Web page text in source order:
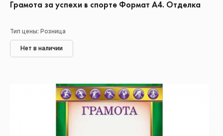
Грамота за успехи в спорте Формат А4. Отделка
Тип цены: Розница
Нет в наличии